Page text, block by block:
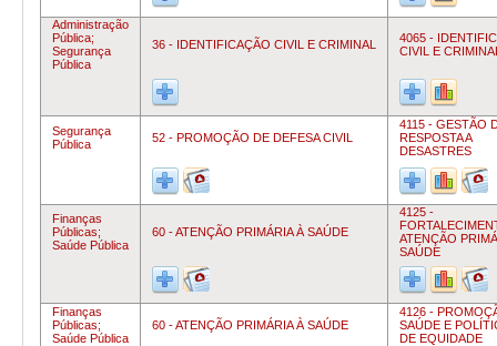
Administração
Pública;
Segurança
Pública
36 - IDENTIFICAÇÃO CIVIL E CRIMINAL
4065 -
CIVIL E
Segurança
Pública
52 - PROMOÇÃO DE DEFESA CIVIL
4115 - GESTÃO
RESPOSTA A
DESASTRES
Finanças
Públicas;
Saúde Pública
60 - ATENÇÃO PRIMÁRIA À SAÚDE
4125 -
ATENÇÃO
SAÚDE
Finanças
Públicas;
Saúde Pública
60 - ATENÇÃO PRIMÁRIA À SAÚDE
4126 -
SAÚDE E
DE EQUIDADE